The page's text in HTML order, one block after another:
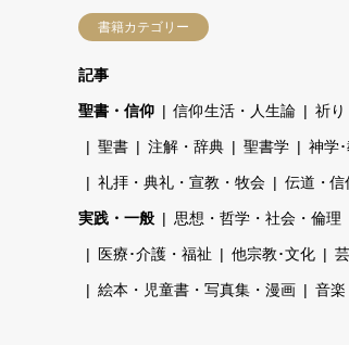
書籍カテゴリー
記事
聖書・信仰 信仰生活・人生論 祈り
聖書 注解・辞典 聖書学 神学
礼拝・典礼・宣教・牧会 伝道・信
実践・一般 思想・哲学・社会・倫理
医療･介護・福祉 他宗教･文化
絵本・児童書・写真集・漫画 音楽